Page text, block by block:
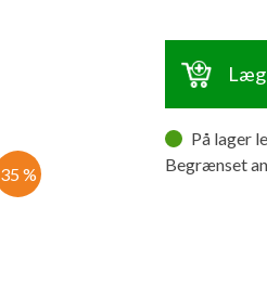
35 %
På lager
Begrænset